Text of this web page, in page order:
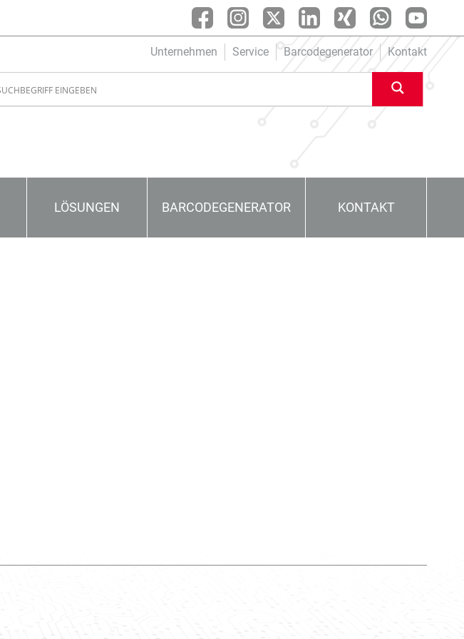
Unternehmen Service Barcodegenerator Kontakt
LÖSUNGEN BARCODEGENERATOR KONTAKT